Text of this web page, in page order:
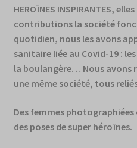
HEROÏNES INSPIRANTES,
contributions la société
quotidien, nous les avons
sanitaire liée au Covid-19 :
la boulangère… Nous avons
une même société, tous
Des femmes photographiées
des poses de super héroïnes.